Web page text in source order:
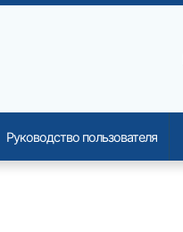
Руководство пользователя